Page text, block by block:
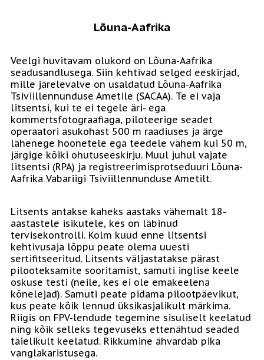
Lõuna-Aafrika
Veelgi huvitavam olukord on Lõuna-Aafrika
seadusandlusega. Siin kehtivad selged eeskirjad,
mille järelevalve on usaldatud Lõuna-Aafrika
Tsiviillennunduse Ametile (SACAA). Te ei vaja
litsentsi, kui te ei tegele äri- ega
kommertsfotograafiaga, piloteerige seadet
operaatori asukohast 500 m raadiuses ja ärge
lähenege hoonetele ega teedele vähem kui 50 m,
järgige kõiki ohutuseeskirju. Muul juhul vajate
litsentsi (RPA) ja registreerimisprotseduuri Lõuna-
Aafrika Vabariigi Tsiviillennunduse Ametilt.
Litsents antakse kaheks aastaks vähemalt 18-
aastastele isikutele, kes on läbinud
tervisekontrolli. Kolm kuud enne litsentsi
kehtivusaja lõppu peate olema uuesti
sertifitseeritud. Litsents väljastatakse pärast
pilooteksamite sooritamist, samuti inglise keele
oskuse testi (neile, kes ei ole emakeelena
kõnelejad). Samuti peate pidama pilootpäevikut,
kus peate kõik lennud üksikasjalikult märkima.
Riigis on FPV-lendude tegemine sisuliselt keelatud
ning kõik selleks tegevuseks ettenähtud seaded
täielikult keelatud. Rikkumine ähvardab pika
vanglakaristusega.